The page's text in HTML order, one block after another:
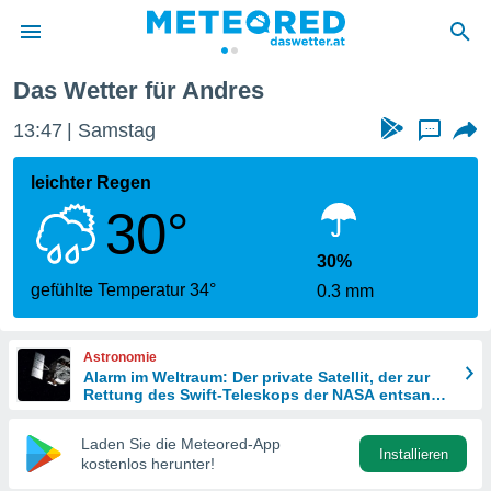
wurde
dass
sind.
diese
Das Wetter für Andres
13:47 Samstag ...
leichter Regen
30°
gefühlte Temperatur 34°
30%
0.3 mm
Astronomie
Alarm im Weltraum: Der private Satellit, der zur
Rettung des Swift-Teleskops der NASA entsandt
Laden Sie die Meteored-App
kostenlos herunter!
Installieren